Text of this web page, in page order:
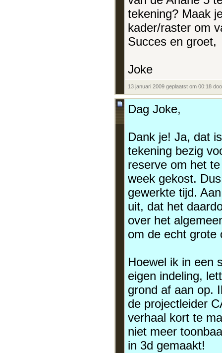
tekening? Maak
kader/raster om
Succes en groet,
Joke
13 januari 2009 geplaatst om 00:18
Dag Joke,
Dank je! Ja, dat
tekening bezig
reserve om het
week gekost.
gewerkte tijd.
uit, dat het
over het
om de echt grote
Hoewel ik in een
eigen indeling,
grond af aan op.
de projectleider
verhaal kort te
niet meer
in 3d gemaakt!